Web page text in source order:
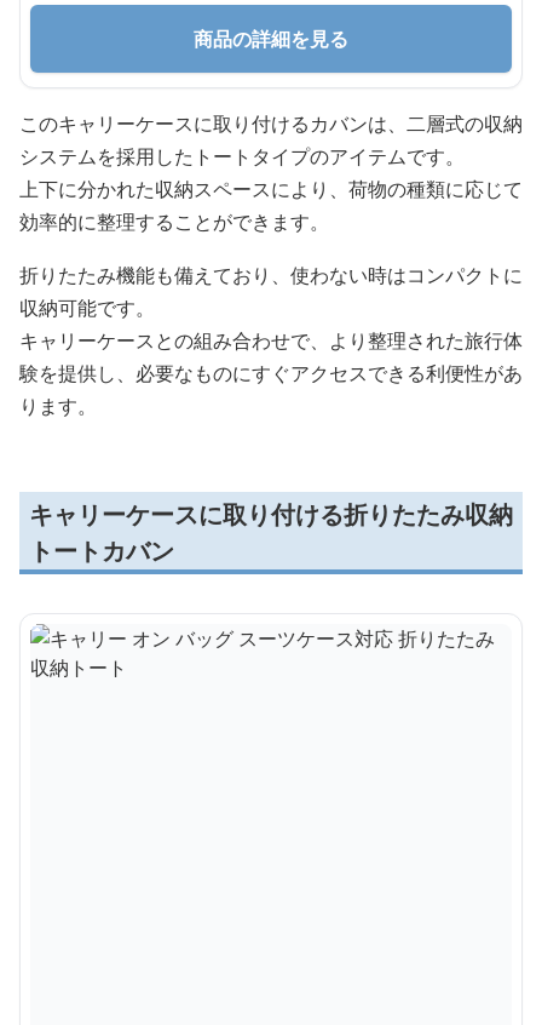
商品の詳細を見る
このキャリーケースに取り付けるカバンは、二層式の収納
システムを採用したトートタイプのアイテムです。
上下に分かれた収納スペースにより、荷物の種類に応じて
効率的に整理することができます。
折りたたみ機能も備えており、使わない時はコンパクトに
収納可能です。
キャリーケースとの組み合わせで、より整理された旅行体
験を提供し、必要なものにすぐアクセスできる利便性があ
ります。
キャリーケースに取り付ける折りたたみ収納
トートカバン